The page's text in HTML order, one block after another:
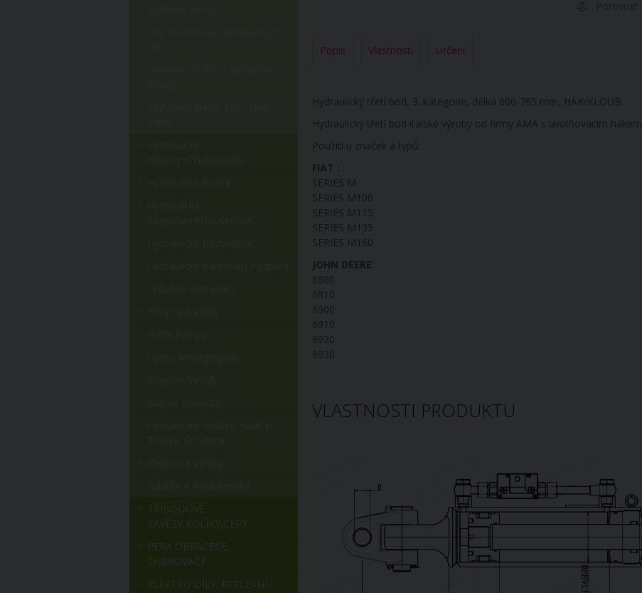
Popis Vlastnosti Určení
Hydraulický třetí bod, 3. kategorie, délka 600-765 mm, HÁK/KLOUB.
Hydraulický třetí bod italské výroby od firmy AMA s uvolňovacím hákem.
Použítí u značek a typů:
FIAT :
SERIES M
SERIES M100
SERIES M115
SERIES M135
SERIES M160
JOHN DEERE:
6800
6810
6900
6910
6920
6930
VLASTNOSTI PRODUKTU
TŘÍBODOVÉ
ZÁVĚSY,KOLÍKY,ČEPY
PERA OBRACEČE,
SHRNOVAČE
ELEKTRO DÍLY, REFLEXNÍ